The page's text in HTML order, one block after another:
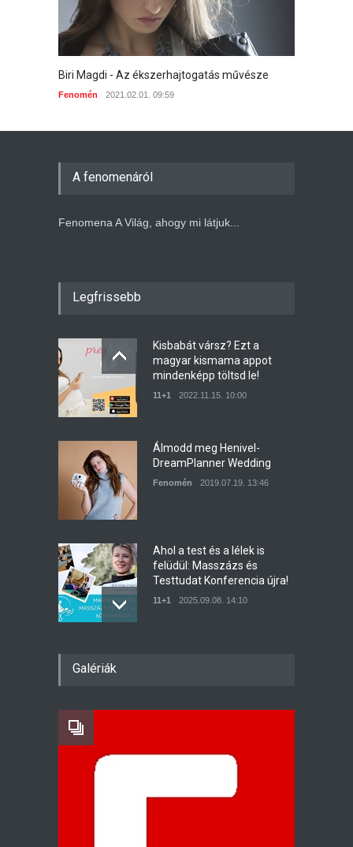
Biri Magdi - Az ékszerhajtogatás művésze
Fenomén 2021.02.01. 09:59
A fenomenáról
Fenomena A Világ, ahogy mi látjuk...
Legfrissebb
Kisbabát vársz? Ezt a
magyar kismama appot
mindenképp töltsd le!
11+1 2022.11.15. 10:00
Álmodd meg Henivel-
DreamPlanner Wedding
Fenomén 2019.07.19. 13:46
Ahol a test és a lélek is
felüdül: Masszázs és
Testtudat Konferencia újra!
11+1 2025.09.08. 14:10
Galériák